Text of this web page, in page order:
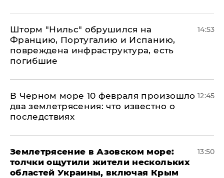
Шторм "Нильс" обрушился на
Францию, Португалию и Испанию,
повреждена инфраструктура, есть
погибшие
14:53
В Черном море 10 февраля произошло
два землетрясения: что известно о
последствиях
12:45
Землетрясение в Азовском море:
толчки ощутили жители нескольких
областей Украины, включая Крым
13:50